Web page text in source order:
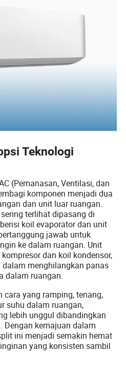
Teknologi
(Pemanasan, Ventilasi, dan
komponen menjadi dua
dan unit luar ruangan.
terlihat dipasang di
koil evaporator dan unit
jawab untuk
ke dalam ruangan. Unit
dan koil kondensor,
menghilangkan panas
dalam ruangan.
yang ramping, tenang,
suhu dalam ruangan,
lebih unggul dibandingkan
Dengan kemajuan dalam
ini menjadi semakin hemat
yang konsisten sambil